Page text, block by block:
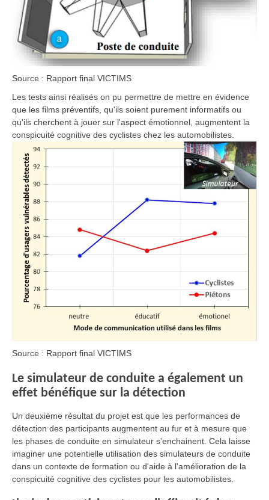
Source : Rapport final VICTIMS
Les tests ainsi réalisés on pu permettre de mettre en évidence
que les films préventifs, qu'ils soient purement informatifs ou
qu'ils cherchent à jouer sur l'aspect émotionnel, augmentent la
conspicuité cognitive des cyclistes chez les automobilistes.
Source : Rapport final VICTIMS
Le simulateur de conduite a également un
effet bénéfique sur la détection
Un deuxième résultat du projet est que les performances de
détection des participants augmentent au fur et à mesure que
les phases de conduite en simulateur s'enchainent. Cela laisse
imaginer une potentielle utilisation des simulateurs de conduite
dans un contexte de formation ou d'aide à l'amélioration de la
conspicuité cognitive des cyclistes pour les automobilistes.